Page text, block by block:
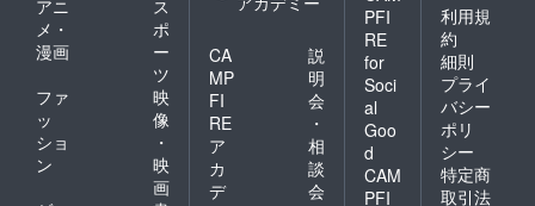
アニ
メ・
漫画
ス
ポ
ー
ツ
ファ
ッ
ショ
ン
映
像
・
映
画
CA
MP
FI
RE
ア
カ
デ
説
明
会
・
相
談
会
PFI
RE
for
Soci
al
Goo
d
CAM
PFI
利用規
約
細則
プライ
バシー
ポリ
シー
特定商
取引法